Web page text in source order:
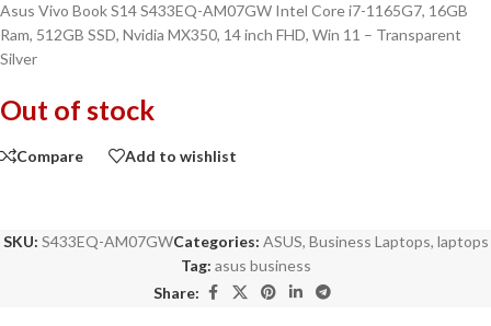
Asus Vivo Book S14 S433EQ-AM07GW Intel Core i7-1165G7, 16GB
Ram, 512GB SSD, Nvidia MX350, 14 inch FHD, Win 11 – Transparent
Silver
Out of stock
Compare Add to wishlist
SKU: S433EQ-AM07GWCategories: ASUS, Business Laptops, laptops
Tag: asus business
Share: